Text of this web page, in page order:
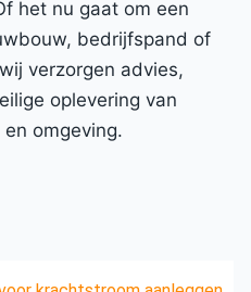
het nu gaat om een
bedrijfspand of
verzorgen advies,
oplevering van
omgeving.